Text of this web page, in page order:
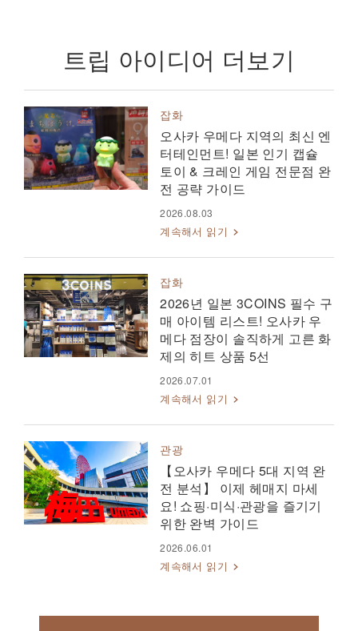
트립 아이디어 더보기
잡화
오사카 우메다 지역의 최신 엔
터테인먼트! 일본 인기 캡슐
토이 & 크레인 게임 전문점 완
전 공략 가이드
2026.08.03
계속해서 읽기
잡화
2026년 일본 3COINS 필수 구
매 아이템 리스트! 오사카 우
메다 점장이 솔직하게 고른 화
제의 히트 상품 5선
2026.07.01
계속해서 읽기
관광
【오사카 우메다 5대 지역 완
전 분석】 이제 헤매지 마세
요! 쇼핑·미식·관광을 즐기기
위한 완벽 가이드
2026.06.01
계속해서 읽기